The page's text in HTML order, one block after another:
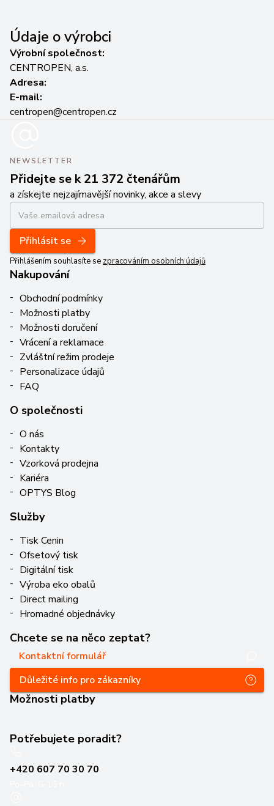
Údaje o výrobci
Výrobní společnost:
CENTROPEN, a.s.
Adresa:
E-mail:
centropen@centropen.cz
NEWSLETTER
Přidejte se k 21 372 čtenářům
a získejte nejzajímavější novinky, akce a slevy
Přihlásit se
Přihlášením souhlasíte se zpracováním osobních údajů
Nakupování
Obchodní podmínky
Možnosti platby
Možnosti doručení
Vrácení a reklamace
Zvláštní režim prodeje
Personalizace údajů
FAQ
O společnosti
O nás
Kontakty
Vzorková prodejna
Kariéra
OPTYS Blog
Služby
Tisk Cenin
Ofsetový tisk
Digitální tisk
Výroba eko obalů
Direct mailing
Hromadné objednávky
Chcete se na něco zeptat?
Kontaktní formulář
Důležité info pro zákazníky
Možnosti platby
Potřebujete poradit?
+420 607 70 30 70